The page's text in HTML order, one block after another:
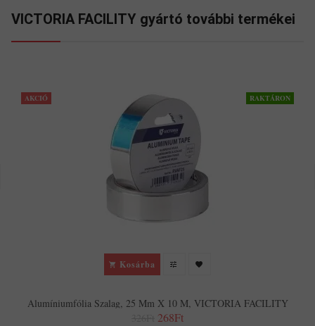
VICTORIA FACILITY gyártó további termékei
AKCIÓ RAKTÁRON
Kosárba
Alumíniumfólia Szalag, 25 Mm X 10 M, VICTORIA FACILITY
268Ft